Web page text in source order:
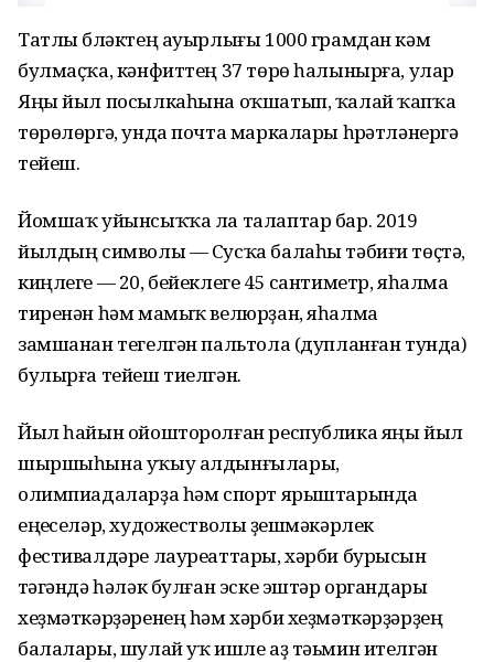
Татлы бүләктең ауырлығы 1000 грамдан кәм
булмаҫҡа, кәнфиттең 37 төрө һалынырға, улар
Яңы йыл посылкаһына оҡшатып, ҡалай ҡапҡа
төрөлөргә, унда почта маркалары һүрәтләнергә
тейеш.
Йомшаҡ уйынсыҡҡа ла талаптар бар. 2019
йылдың символы — Сусҡа балаһы тәбиғи төҫтә,
киңлеге — 20, бейеклеге 45 сантиметр, яһалма
тиренән һәм мамыҡ велюрҙан, яһалма
замшанан тегелгән пальтола (дупланған тунда)
булырға тейеш тиелгән.
Йыл һайын ойошторолған республика яңы йыл
шыршыһына уҡыу алдынғылары,
олимпиадаларҙа һәм спорт ярыштарында
еңеүселәр, художестволы үҙешмәкәрлек
фестивалдәре лауреаттары, хәрби бурысын
үтәгәндә һәләк булған эске эштәр органдары
хеҙмәткәрҙәренең һәм хәрби хеҙмәткәрҙәрҙең
балалары, шулай уҡ ишле аҙ тәьмин ителгән